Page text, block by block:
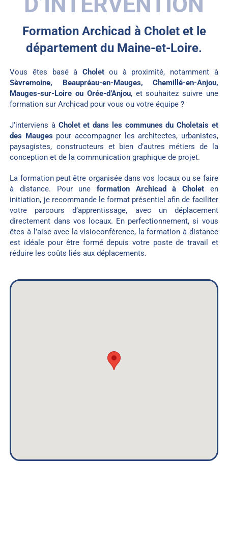
Formation Archicad à Cholet et le
département du Maine-et-Loire.
Vous êtes basé à Choletou à proximité, notamment à
Sèvremoine, Beaupréau-en-Mauges, Chemillé-en-Anjou,
Mauges-sur-Loire ou Orée-d’Anjou, et souhaitez suivre une
formation sur Archicad pour vous ou votre équipe ?
J’interviens à Cholet et dans les communes du Choletais et
des Mauges pour accompagner les architectes, urbanistes,
paysagistes, constructeurs et bien d’autres métiers de la
conception et de la communication graphique de projet.
La formation peut être organisée dans vos locaux ou se faire
à distance. Pour une formation Archicad à Cholet en
initiation, je recommande le format présentiel afin de faciliter
votre parcours d’apprentissage, avec un déplacement
directement dans vos locaux. En perfectionnement, si vous
êtes à l’aise avec la visioconférence, la formation à distance
est idéale pour être formé depuis votre poste de travail et
réduire les coûts liés aux déplacements.